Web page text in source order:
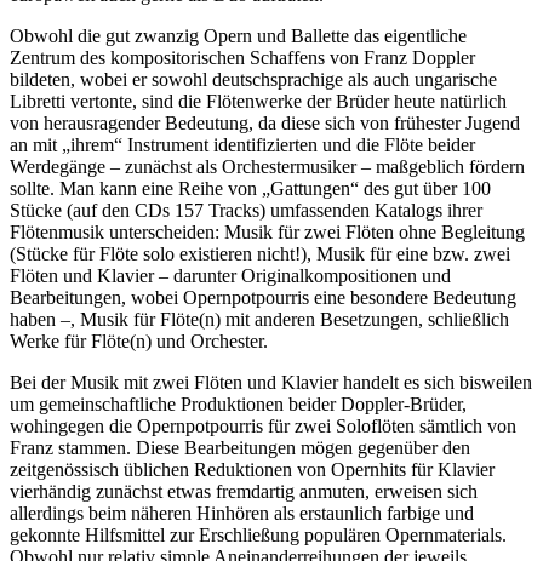
Obwohl die gut zwanzig Opern und Ballette das eigentliche
Zentrum des kompositorischen Schaffens von Franz Doppler
bildeten, wobei er sowohl deutschsprachige als auch ungarische
Libretti vertonte, sind die Flötenwerke der Brüder heute natürlich
von herausragender Bedeutung, da diese sich von frühester Jugend
an mit „ihrem“ Instrument identifizierten und die Flöte beider
Werdegänge – zunächst als Orchestermusiker – maßgeblich fördern
sollte. Man kann eine Reihe von „Gattungen“ des gut über 100
Stücke (auf den CDs 157 Tracks) umfassenden Katalogs ihrer
Flötenmusik unterscheiden: Musik für zwei Flöten ohne Begleitung
(Stücke für Flöte solo existieren nicht!), Musik für eine bzw. zwei
Flöten und Klavier – darunter Originalkompositionen und
Bearbeitungen, wobei Opernpotpourris eine besondere Bedeutung
haben –, Musik für Flöte(n) mit anderen Besetzungen, schließlich
Werke für Flöte(n) und Orchester.
Bei der Musik mit zwei Flöten und Klavier handelt es sich bisweilen
um gemeinschaftliche Produktionen beider Doppler-Brüder,
wohingegen die Opernpotpourris für zwei Soloflöten sämtlich von
Franz stammen. Diese Bearbeitungen mögen gegenüber den
zeitgenössisch üblichen Reduktionen von Opernhits für Klavier
vierhändig zunächst etwas fremdartig anmuten, erweisen sich
allerdings beim näheren Hinhören als erstaunlich farbige und
gekonnte Hilfsmittel zur Erschließung populären Opernmaterials.
Obwohl nur relativ simple Aneinanderreihungen der jeweils